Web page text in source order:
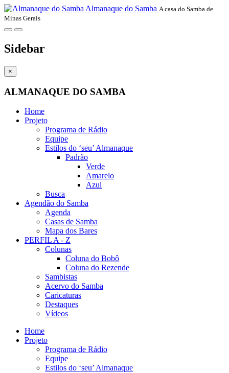
Almanaque do Samba A casa do Samba de
Minas Gerais
Sidebar
×
ALMANAQUE DO SAMBA
Home
Projeto
Programa de Rádio
Equipe
Estilos do ‘seu’ Almanaque
Padrão
Verde
Amarelo
Azul
Busca
Agendão do Samba
Agenda
Casas de Samba
Mapa dos Bares
PERFIL A - Z
Colunas
Coluna do Bobô
Coluna do Rezende
Sambistas
Acervo do Samba
Caricaturas
Destaques
Vídeos
Home
Projeto
Programa de Rádio
Equipe
Estilos do ‘seu’ Almanaque